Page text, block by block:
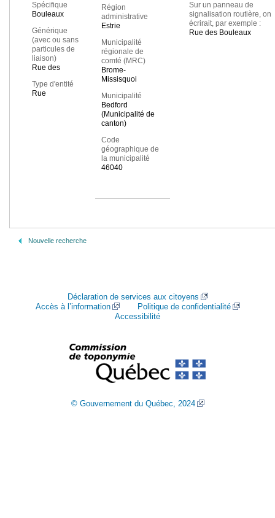
Spécifique
Bouleaux
Générique
(avec ou sans
particules de
liaison)
Rue des
Type d'entité
Rue
Région
administrative
Estrie
Municipalité
régionale de
comté (MRC)
Brome-
Missisquoi
Municipalité
Bedford
(Municipalité de
canton)
Code
géographique de
la municipalité
46040
Sur un panneau de
signalisation routière, on
écrirait, par exemple :
Rue des Bouleaux
Nouvelle recherche
Déclaration de services aux citoyens
Accès à l’information
Politique de confidentialité
Accessibilité
© Gouvernement du Québec, 2024